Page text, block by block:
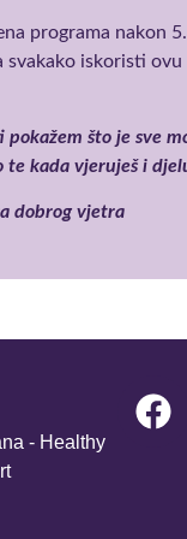
programa nakon
svakako iskoristi
što je sve
te kada vjeruješ i
dobrog vjetra
- Healthy